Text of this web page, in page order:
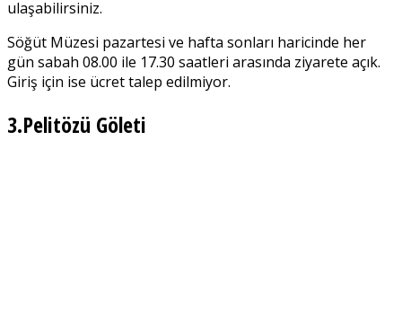
ulaşabilirsiniz.
Söğüt Müzesi pazartesi ve hafta sonları haricinde her
gün sabah 08.00 ile 17.30 saatleri arasında ziyarete açık.
Giriş için ise ücret talep edilmiyor.
3.Pelitözü Göleti